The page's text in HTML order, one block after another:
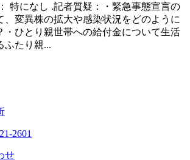
特になし .記者質疑：・緊急事態宣言の
、変異株の拡大や感染状況をどのように
・ひとり親世帯への給付金について生活
ふたり親...